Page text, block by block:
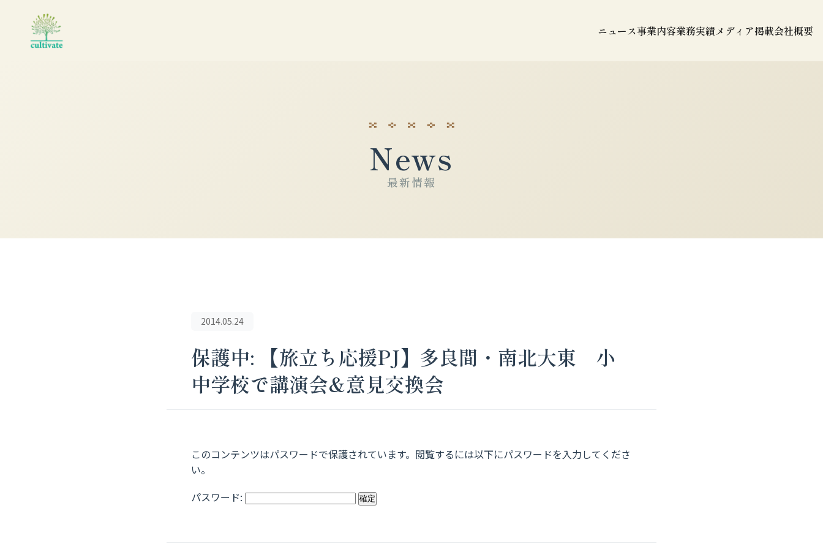
ニュース事業内容業務実績メディア掲載会社概要
News
最新情報
2014.05.24
保護中: 【旅立ち応援PJ】多良間・南北大東 小
中学校で講演会&意見交換会
このコンテンツはパスワードで保護されています。閲覧するには以下にパスワードを入力してくださ
い。
パスワード: